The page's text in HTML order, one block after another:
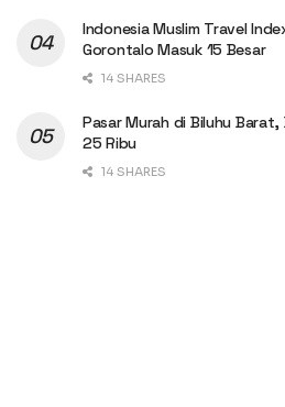
Indonesia Muslim Travel
Gorontalo Masuk 15 Besar
14 SHARES
Pasar Murah di Biluhu
25 Ribu
14 SHARES